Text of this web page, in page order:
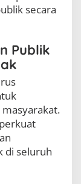
secara
Publik
di seluruh